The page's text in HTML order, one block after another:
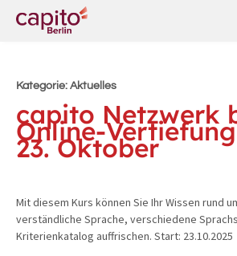
Kategorie: Aktuelles
capito Netzwerk
Online-
23. Oktober
Mit diesem Kurs können Sie Ihr Wissen rund
verständliche Sprache, verschiedene
Kriterienkatalog auffrischen. Start: 23.10.2025